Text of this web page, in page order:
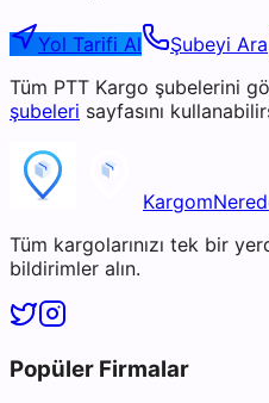
Yol Tarifi Al Şubeyi Ara
Tüm PTT Kargo şubelerini
şubeleri sayfasını
Tüm kargolarınızı tek bir
bildirimler alın.
Popüler Firmalar